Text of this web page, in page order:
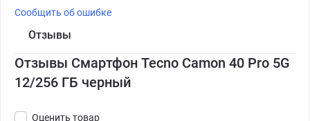
Сообщить об ошибке
Отзывы
Отзывы Смартфон Tecno Camon 40 Pro 5G
12/256 ГБ черный
Оценить товар